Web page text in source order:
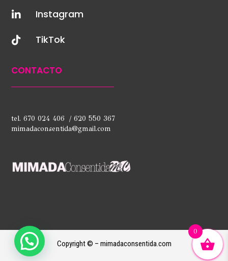
 Instagram
 TikTok
CONTACTO
tel. 670 024 406 / 620 550 367
mimadaconsentida@gmail.com
Copyright © – mimadaconsentida.com
0